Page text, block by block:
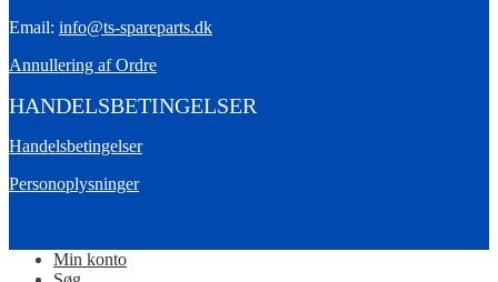
Email: info@ts-spareparts.dk
Annullering af Ordre
HANDELSBETINGELSER
Handelsbetingelser
Personoplysninger
Min konto